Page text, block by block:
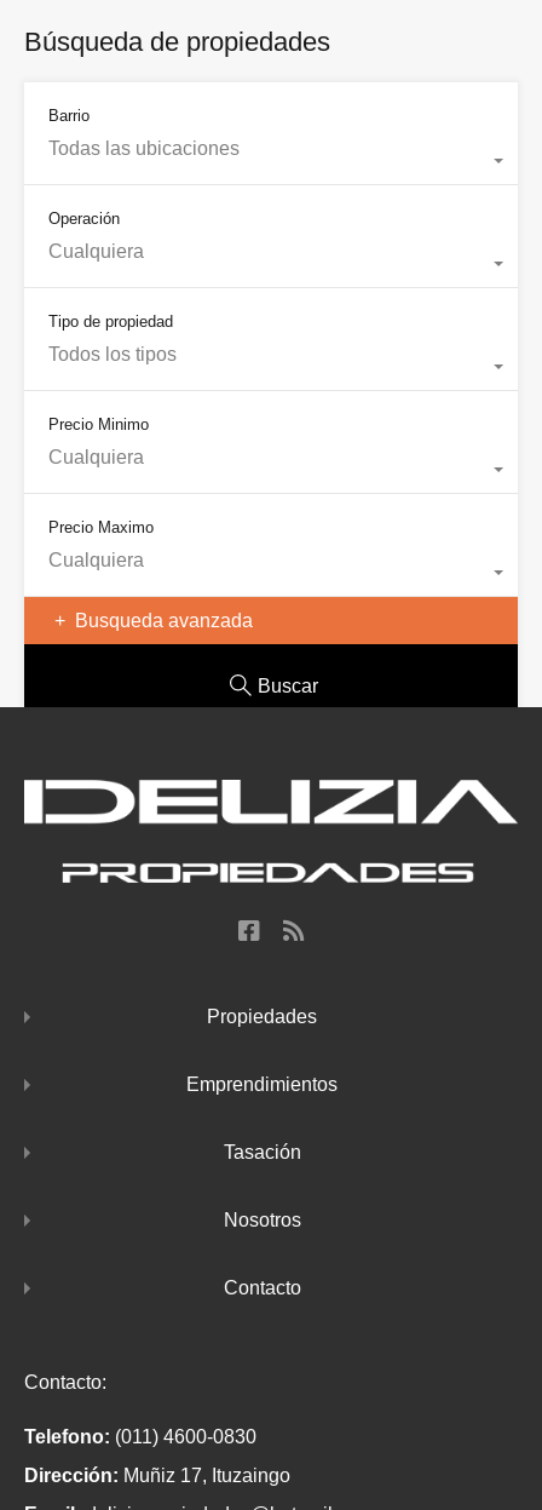
Búsqueda de propiedades
Barrio
Todas las ubicaciones
Operación
Cualquiera
Tipo de propiedad
Todos los tipos
Precio Minimo
Cualquiera
Precio Maximo
Cualquiera
Busqueda avanzada
Buscar
Propiedades
Emprendimientos
Tasación
Nosotros
Contacto
Contacto:
Telefono: (011) 4600-0830
Dirección: Muñiz 17, Ituzaingo